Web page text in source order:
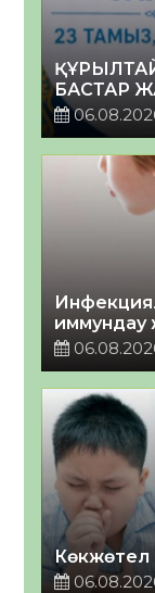
БАСТАР
иммундау
Көкжөтел